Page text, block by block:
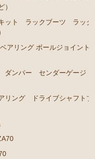
キャップ 他）
ット ラックブーツ ラック
アリング ボールジョイント
ダンパー センダーゲージ
リング ドライブシャフトブ